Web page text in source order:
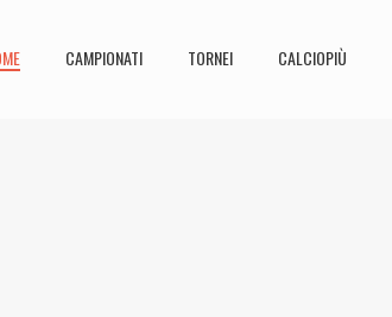
CAMPIONATI TORNEI CALCIOPIÙ